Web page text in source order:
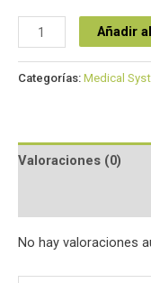
Añadir
Categorías: Medical
Valoraciones (0)
No hay valoraciones